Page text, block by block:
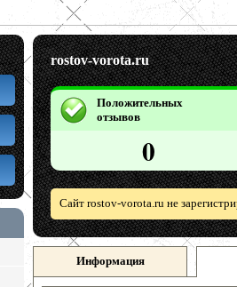
rostov-vorota.ru
Положительных
отзывов
0
Сайт rostov-vorota.ru не
Информация